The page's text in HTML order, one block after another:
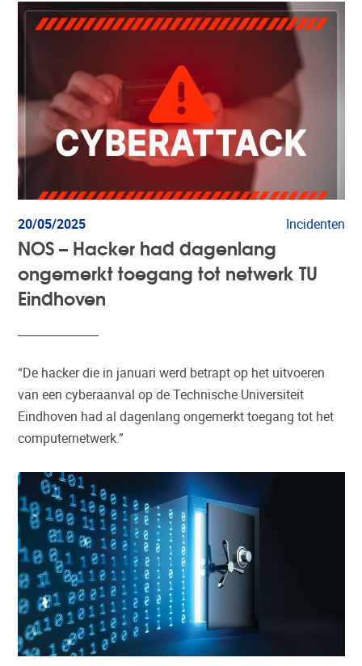
20/05/2025 Incidenten
NOS – Hacker had dagenlang
ongemerkt toegang tot netwerk TU
Eindhoven
“De hacker die in januari werd betrapt op het uitvoeren
van een cyberaanval op de Technische Universiteit
Eindhoven had al dagenlang ongemerkt toegang tot het
computernetwerk.”